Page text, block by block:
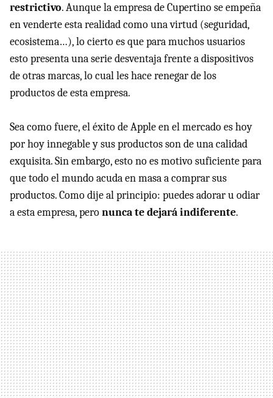
restrictivo. Aunque la empresa de Cupertino se empeña
en venderte esta realidad como una virtud (seguridad,
ecosistema…), lo cierto es que para muchos usuarios
esto presenta una serie desventaja frente a dispositivos
de otras marcas, lo cual les hace renegar de los
productos de esta empresa.
Sea como fuere, el éxito de Apple en el mercado es hoy
por hoy innegable y sus productos son de una calidad
exquisita. Sin embargo, esto no es motivo suficiente para
que todo el mundo acuda en masa a comprar sus
productos. Como dije al principio: puedes adorar u odiar
a esta empresa, peronunca te dejará indiferente.